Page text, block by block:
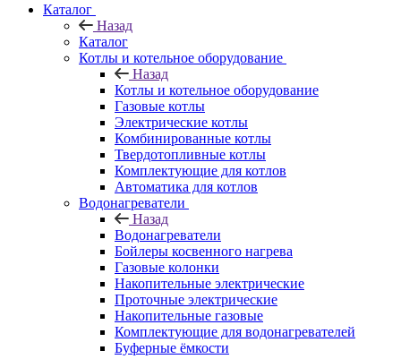
Каталог
Назад
Каталог
Котлы и котельное оборудование
Назад
Котлы и котельное оборудование
Газовые котлы
Электрические котлы
Комбинированные котлы
Твердотопливные котлы
Комплектующие для котлов
Автоматика для котлов
Водонагреватели
Назад
Водонагреватели
Бойлеры косвенного нагрева
Газовые колонки
Накопительные электрические
Проточные электрические
Накопительные газовые
Комплектующие для водонагревателей
Буферные ёмкости